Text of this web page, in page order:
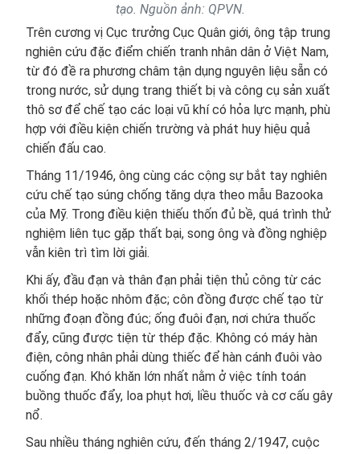
tạo. Nguồn ảnh: QPVN.
Trên cương vị Cục trưởng Cục Quân giới, ông tập trung
nghiên cứu đặc điểm chiến tranh nhân dân ở Việt Nam,
từ đó đề ra phương châm tận dụng nguyên liệu sẵn có
trong nước, sử dụng trang thiết bị và công cụ sản xuất
thô sơ để chế tạo các loại vũ khí có hỏa lực mạnh, phù
hợp với điều kiện chiến trường và phát huy hiệu quả
chiến đấu cao.
Tháng 11/1946, ông cùng các cộng sự bắt tay nghiên
cứu chế tạo súng chống tăng dựa theo mẫu Bazooka
của Mỹ. Trong điều kiện thiếu thốn đủ bề, quá trình thử
nghiệm liên tục gặp thất bại, song ông và đồng nghiệp
vẫn kiên trì tìm lời giải.
Khi ấy, đầu đạn và thân đạn phải tiện thủ công từ các
khối thép hoặc nhôm đặc; côn đồng được chế tạo từ
những đoạn đồng đúc; ống đuôi đạn, nơi chứa thuốc
đẩy, cũng được tiện từ thép đặc. Không có máy hàn
điện, công nhân phải dùng thiếc để hàn cánh đuôi vào
cuống đạn. Khó khăn lớn nhất nằm ở việc tính toán
buồng thuốc đẩy, loa phụt hơi, liều thuốc và cơ cấu gây
nổ.
Sau nhiều tháng nghiên cứu, đến tháng 2/1947, cuộc